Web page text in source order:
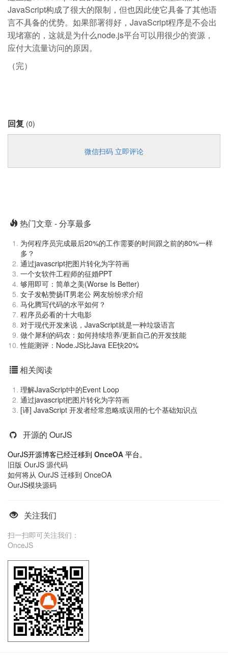
JavaScript构成了很大的限制，但也因此使它具备了其他语
言不具备的优势。如果部署得好，JavaScript程序是不会出
现堵塞的，这就是为什么node.js平台可以用很少的资源，
应付大流量访问的原因。
（完）
回复 (0)
微信扫码 立即评论
热门文章 - 分享最多
为何程序员完成最后20%的工作需要的时间跟之前的80%一样
多？
通过javascript把图片转化为字符画
一个女软件工程师的征婚PPT
够用即可：简单之美(Worse Is Better)
女子发帖赞扬IT男老公 网友纷纷求介绍
马化腾写代码的水平如何？
程序员必看的十大电影
对于现代开发来说，JavaScript就是一种垃圾语言
做个犀利的码农：如何持续培养/更新自己的开发技能
性能测评：Node.JS比Java EE快20%
相关阅读
理解JavaScript中的Event Loop
通过javascript把图片转化为字符画
[译] JavaScript 开发者经常忽略或误用的七个基础知识点
开源的 OurJS
OurJS开源博客已经迁移到 OnceOA 平台。
旧版 OurJS 源代码
如何将从 OurJS 迁移到 OnceOA
OurJS模块源码
关注我们
扫一扫即可关注我们：
OnceJS